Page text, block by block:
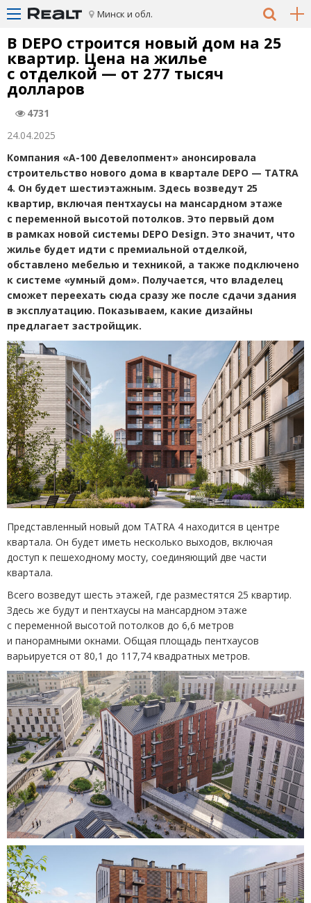
Минск и обл.
В DEPO строится новый дом на 25
квартир. Цена на жилье
с отделкой — от 277 тысяч
долларов
4731
24.04.2025
Компания «А-100 Девелопмент» анонсировала
строительство нового дома в квартале DEPO — TATRA
4. Он будет шестиэтажным. Здесь возведут 25
квартир, включая пентхаусы на мансардном этаже
с переменной высотой потолков. Это первый дом
в рамках новой системы DEPO Design. Это значит, что
жилье будет идти с премиальной отделкой,
обставлено мебелью и техникой, а также подключено
к системе «умный дом». Получается, что владелец
сможет переехать сюда сразу же после сдачи здания
в эксплуатацию. Показываем, какие дизайны
предлагает застройщик.
Представленный новый дом TATRA 4 находится в центре
квартала. Он будет иметь несколько выходов, включая
доступ к пешеходному мосту, соединяющий две части
квартала.
Всего возведут шесть этажей, где разместятся 25 квартир.
Здесь же будут и пентхаусы на мансардном этаже
с переменной высотой потолков до 6,6 метров
и панорамными окнами. Общая площадь пентхаусов
варьируется от 80,1 до 117,74 квадратных метров.